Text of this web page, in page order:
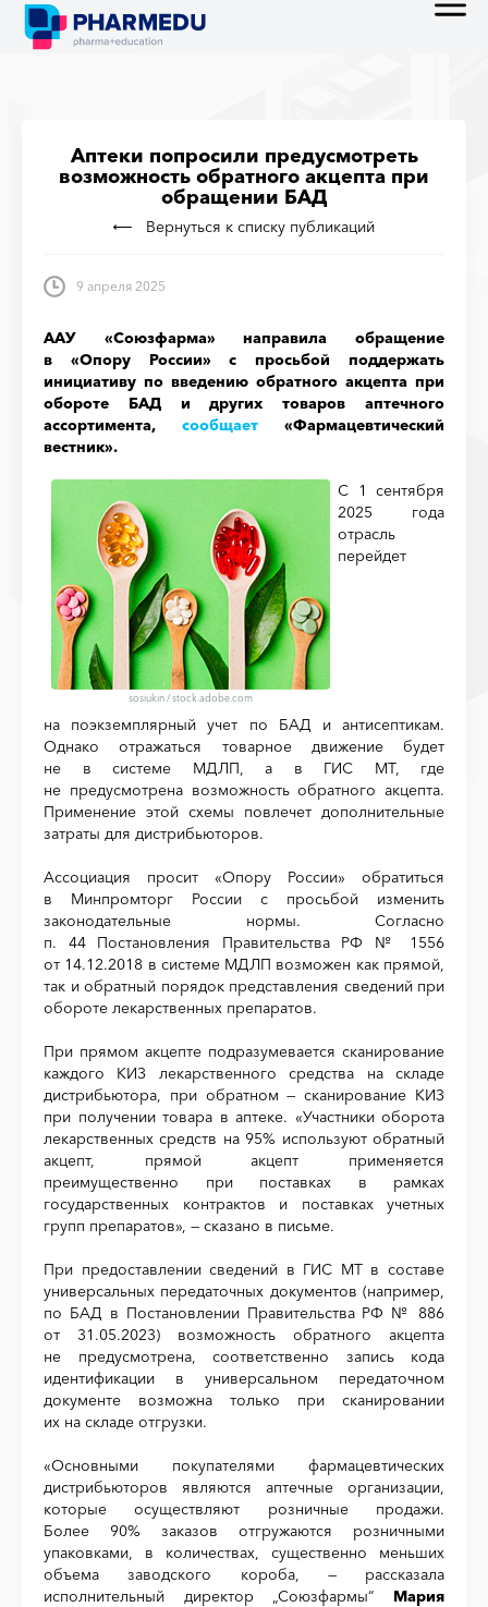
Аптеки попросили предусмотреть
возможность обратного акцепта при
обращении БАД
Вернуться к списку публикаций
9 апреля 2025
ААУ «Союзфарма» направила обращение
в «Опору России» с просьбой поддержать
инициативу по введению обратного акцепта при
обороте БАД и других товаров аптечного
ассортимента, сообщает «Фармацевтический
вестник».
sosiukin/stock.adobe.com
С 1 сентября
2025 года
отрасль
перейдет
на поэкземплярный учет по БАД и антисептикам.
Однако отражаться товарное движение будет
не в системе МДЛП, а в ГИС МТ, где
не предусмотрена возможность обратного акцепта.
Применение этой схемы повлечет дополнительные
затраты для дистрибьюторов.
Ассоциация просит «Опору России» обратиться
в Минпромторг России с просьбой изменить
законодательные нормы. Согласно
п. 44 Постановления Правительства РФ № 1556
от 14.12.2018 в системе МДЛП возможен как прямой,
так и обратный порядок представления сведений при
обороте лекарственных препаратов.
При прямом акцепте подразумевается сканирование
каждого КИЗ лекарственного средства на складе
дистрибьютора, при обратном — сканирование КИЗ
при получении товара в аптеке. «Участники оборота
лекарственных средств на 95% используют обратный
акцепт, прямой акцепт применяется
преимущественно при поставках в рамках
государственных контрактов и поставках учетных
групп препаратов», — сказано в письме.
При предоставлении сведений в ГИС МТ в составе
универсальных передаточных документов (например,
по БАД в Постановлении Правительства РФ № 886
от 31.05.2023) возможность обратного акцепта
не предусмотрена, соответственно запись кода
идентификации в универсальном передаточном
документе возможна только при сканировании
их на складе отгрузки.
«Основными покупателями фармацевтических
дистрибьюторов являются аптечные организации,
которые осуществляют розничные продажи.
Более 90% заказов отгружаются розничными
упаковками, в количествах, существенно меньших
объема заводского короба, — рассказала
исполнительный директор „Союзфармы“ Мария